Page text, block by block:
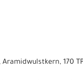
Aramidwulstkern, 170